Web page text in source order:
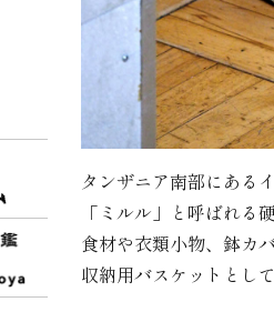
タンザニア南部にある
「ミルル」と呼ばれる
食材や衣類小物、鉢カ
収納用バスケットとし